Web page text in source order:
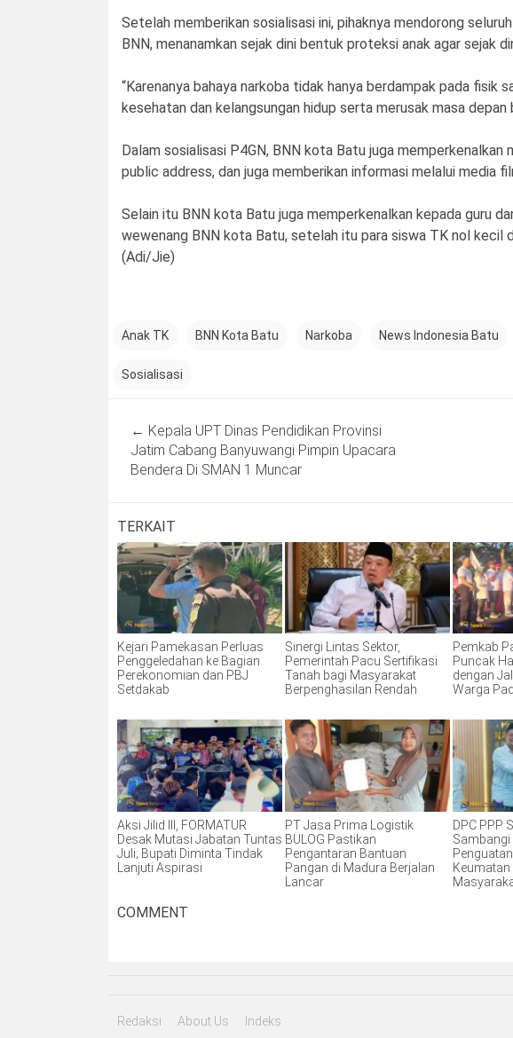
Setelah memberikan sosialisasi ini, pihaknya mendorong
BNN, menanamkan sejak dini bentuk proteksi anak agar sejak
“Karenanya bahaya narkoba tidak hanya berdampak pada fisik
kesehatan dan kelangsungan hidup serta merusak masa depan
Dalam sosialisasi P4GN, BNN kota Batu juga
public address, dan juga memberikan informasi melalui media
Selain itu BNN kota Batu juga memperkenalkan kepada guru
wewenang BNN kota Batu, setelah itu para siswa TK nol kecil
(Adi/Jie)
Anak TK BNN Kota Batu Narkoba News Indonesia Batu
Sosialisasi
navigation
← Kepala UPT Dinas Pendidikan Provinsi
Jatim Cabang Banyuwangi Pimpin Upacara
Bendera Di SMAN 1 Muncar
TERKAIT
Kejari Pamekasan Perluas
Penggeledahan ke Bagian
Perekonomian dan PBJ
Setdakab
Sinergi Lintas Sektor,
Pemerintah Pacu Sertifikasi
Tanah bagi Masyarakat
Berpenghasilan Rendah
Pemkab
Puncak
dengan
Warga
Aksi Jilid III, FORMATUR
Desak Mutasi Jabatan Tuntas
Juli; Bupati Diminta Tindak
Lanjuti Aspirasi
PT Jasa Prima Logistik
BULOG Pastikan
Pengantaran Bantuan
Pangan di Madura Berjalan
Lancar
DPC PPP
Sambangi
COMMENT
Redaksi About Us Indeks